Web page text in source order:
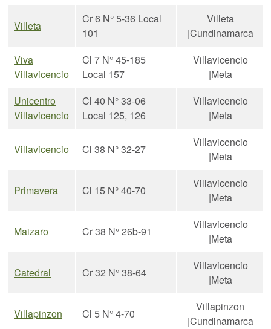
Villeta
Cr 6 N° 5-36 Local
101
Villeta
|Cundinamarca
Viva
Villavicencio
Cl 7 N° 45-185
Local 157
Villavicencio
|Meta
Unicentro
Villavicencio
Cl 40 N° 33-06
Local 125, 126
Villavicencio
|Meta
Villavicencio Cl 38 N° 32-27
Villavicencio
|Meta
Primavera Cl 15 N° 40-70
Villavicencio
|Meta
Maizaro Cr 38 N° 26b-91
Villavicencio
|Meta
Catedral Cr 32 N° 38-64
Villavicencio
|Meta
Villapinzon Cl 5 N° 4-70
Villapinzon
|Cundinamarca